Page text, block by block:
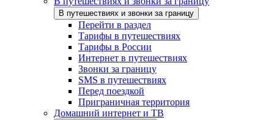
В путешествиях и звонки за границу
Перейти в раздел
Тарифы в путешествиях
Тарифы в России
Интернет в путешествиях
Звонки за границу
SMS в путешествиях
Перед поездкой
Приграничная территория
Домашний интернет и ТВ